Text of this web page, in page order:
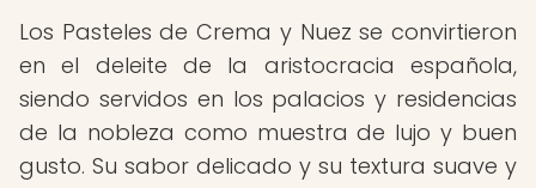
Los Pasteles de Crema y Nuez se convirtieron
en el deleite de la aristocracia española,
siendo servidos en los palacios y residencias
de la nobleza como muestra de lujo y buen
gusto. Su sabor delicado y su textura suave y